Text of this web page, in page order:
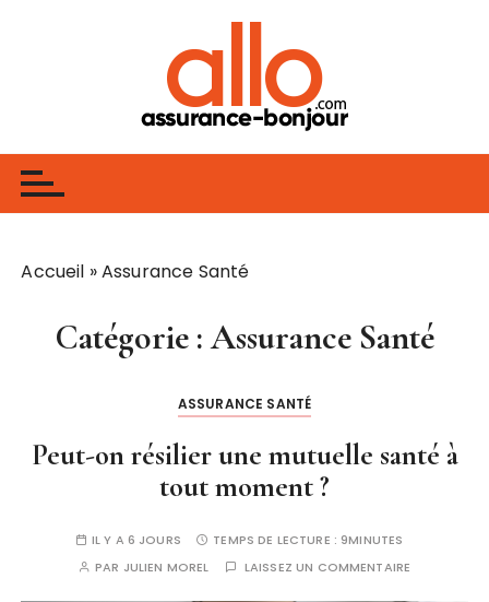
r Assurance
Accueil »Assurance Santé
Catégorie :Assurance Santé
ASSURANCE SANTÉ
Peut-on résilier une mutuelle santé à
tout moment ?
IL Y A 6 JOURS TEMPS DE LECTURE : 9MINUTES
PAR JULIEN MOREL LAISSEZ UN COMMENTAIRE